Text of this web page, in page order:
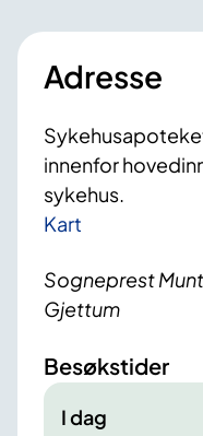
Adresse
innenfor
sykehus.
Kart
Sogneprest
Gjettum
Besøkstider
I dag